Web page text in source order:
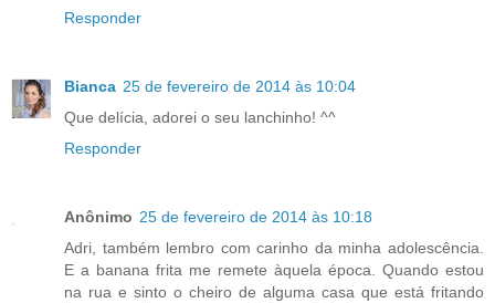
Responder
Bianca 25 de fevereiro de 2014 às 10:04
Que delícia, adorei o seu lanchinho! ^^
Responder
Anônimo 25 de fevereiro de 2014 às 10:18
Adri, também lembro com carinho da minha adolescência.
E a banana frita me remete àquela época. Quando estou
na rua e sinto o cheiro de alguma casa que está fritando